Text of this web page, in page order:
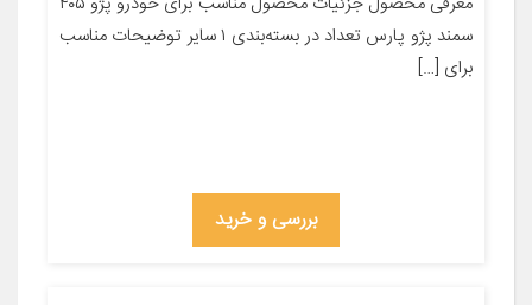
سمند پژو پارس تعداد در بسته‌بندی ۱ سایر توضیحات مناسب
برای […]
بررسی و خرید